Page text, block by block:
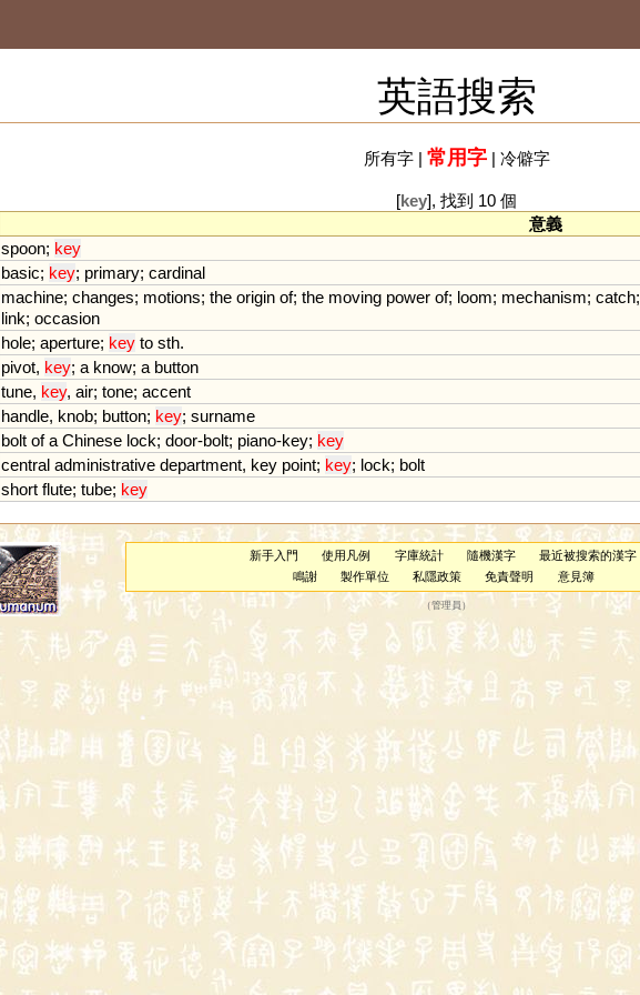
英語搜索
所有字| 常用字| 冷僻字
[key], 找到 10 個
意義
spoon; key
basic; key; primary; cardinal
machine; changes; motions; the origin of; the moving power of; loom; mechanism; catch;
link; occasion
hole; aperture; key to sth.
pivot, key; a know; a button
tune, key, air; tone; accent
handle, knob; button; key; surname
bolt of a Chinese lock; door-bolt; piano-key; key
central administrative department, key point; key; lock; bolt
short flute; tube; key
新手入門 使用凡例 字庫統計 隨機漢字
最近被搜索的漢字
鳴謝
製作單位 私隱政策 免責聲明 意見簿
（管理員 ）